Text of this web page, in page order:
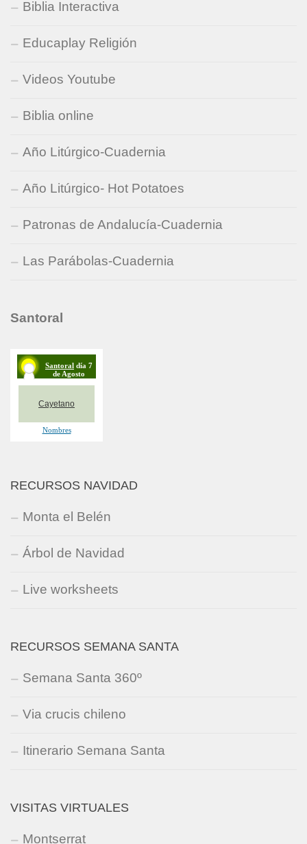
Biblia Interactiva
Educaplay Religión
Videos Youtube
Biblia online
Año Litúrgico-Cuadernia
Año Litúrgico- Hot Potatoes
Patronas de Andalucía-Cuadernia
Las Parábolas-Cuadernia
Santoral
RECURSOS NAVIDAD
Monta el Belén
Árbol de Navidad
Live worksheets
RECURSOS SEMANA SANTA
Semana Santa 360º
Via crucis chileno
Itinerario Semana Santa
VISITAS VIRTUALES
Montserrat